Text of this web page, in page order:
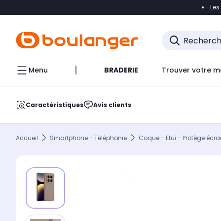
Accéder
Menu BRADERIE Trouver votre
Caractéristiques Avis clients
Accueil Smartphone - Téléphonie Coque - Etui - Protège